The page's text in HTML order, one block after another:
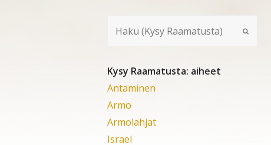
Kysy Raamatusta: aiheet
Antaminen
Armo
Armolahjat
Israel